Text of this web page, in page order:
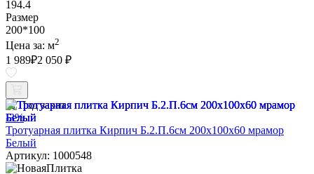
194.4
Размер
200*100
Цена за: м2
1 989₽2 050 ₽
Под заказ
-3%
Тротуарная плитка Кирпич Б.2.П.6см 200х100х60 мрамор
Белый
Артикул: 1000548